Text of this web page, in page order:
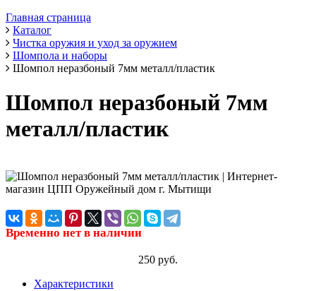
Главная страница
Каталог
Чистка оружия и уход за оружием
Шомпола и наборы
Шомпол неразбоный 7мм металл/пластик
Шомпол неразбоный 7мм
металл/пластик
Временно нет в наличии
250 руб.
Характеристики